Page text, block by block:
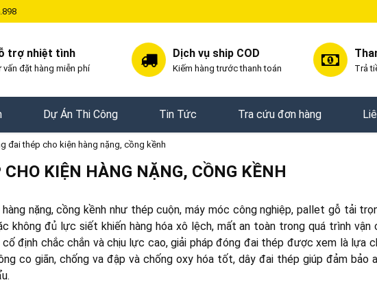
trợ nhiệt tình
vấn đặt hàng miễn phí
Dịch vụ ship COD
Kiếm hàng trước thanh toán Trả
Dự Án Thi Công Tin Tức Tra cứu đơn hàng
đai thép cho kiện hàng nặng, cồng kềnh
KIỆN HÀNG NẶNG, CỒNG KỀNH
nặng, cồng kềnh như thép cuộn, máy móc công nghiệp, pallet gỗ tải
không đủ lực siết khiến hàng hóa xô lệch, mất an toàn trong quá trình vận
định chắc chắn và chịu lực cao, giải pháp đóng đai thép được xem là lựa
co giãn, chống va đập và chống oxy hóa tốt, dây đai thép giúp đảm bảo